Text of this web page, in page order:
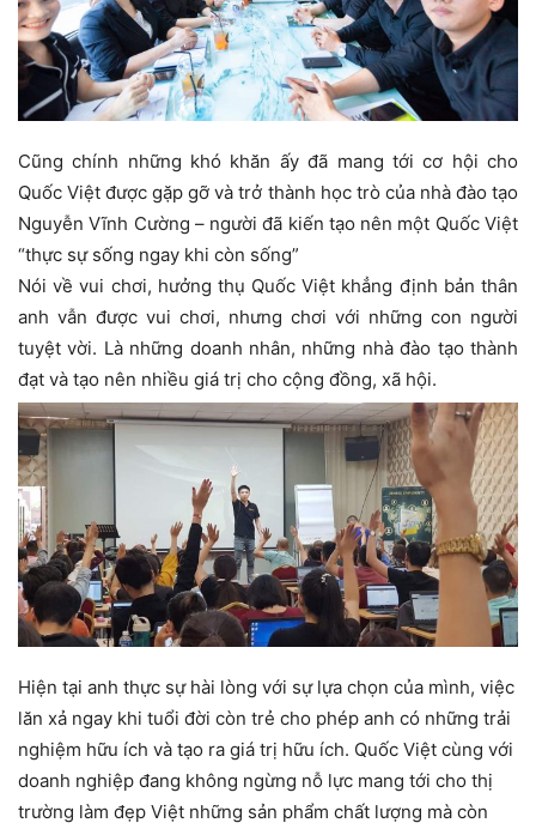
Cũng chính những khó khăn ấy đã mang tới cơ hội cho
Quốc Việt được gặp gỡ và trở thành học trò của nhà đào tạo
Nguyễn Vĩnh Cường – người đã kiến tạo nên một Quốc Việt
“thực sự sống ngay khi còn sống”
Nói về vui chơi, hưởng thụ Quốc Việt khẳng định bản thân
anh vẫn được vui chơi, nhưng chơi với những con người
tuyệt vời. Là những doanh nhân, những nhà đào tạo thành
đạt và tạo nên nhiều giá trị cho cộng đồng, xã hội.
Hiện tại anh thực sự hài lòng với sự lựa chọn của mình, việc
lăn xả ngay khi tuổi đời còn trẻ cho phép anh có những trải
nghiệm hữu ích và tạo ra giá trị hữu ích. Quốc Việt cùng với
doanh nghiệp đang không ngừng nỗ lực mang tới cho thị
trường làm đẹp Việt những sản phẩm chất lượng mà còn